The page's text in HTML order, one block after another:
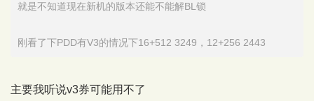
就是不知道现在新机的版本还能不能解BL锁
刚看了下PDD有V3的情况下16+512 3249，12+256 2443
主要我听说v3券可能用不了